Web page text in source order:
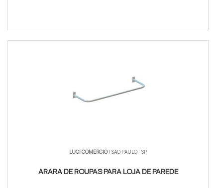
LUCI COMERCIO/ SÃO PAULO - SP
ARARA DE ROUPAS PARA LOJA DE PAREDE